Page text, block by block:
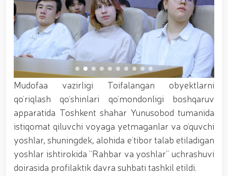
xizmat itlari ko‘rgazmasi tashkil etildi. // “Dog
biatloni” bellashuvining 6-respublika idoralararo
musobaqasi g'oliblari aniqlandi. // O‘zbekistonning
harbiy salohiyatini mustahkamlash: islohotlar va
ustuvor vazifalar.// Milliy gvardiya qo‘mondoni
Jamoat xavfsizligi universiteti bitiruvchi kursantlari
bilan uchrashdi.// 9-may — Xotira va qadrlash kuni
munosabati bilan Milliy gvardiya qoʻmondonligi
tomonidan poytaxtimizda istiqomat qiluvchi Ikkinchi
jahon urushi qatnashchilari va faxriylari holidan xabar
olindi. // “Uyg‘oq xotira” nomli teatrlashtirilgan
musiqiy konsert dasturi namoyish qilindi.// “Uch
avlod uchrashuvi” hamda “Bizning qahramonlar”
kitobining taqdimotiga bag‘ishlangan tadbir tashkil
etildi.// “Men G‘olib Run” yugurish musobaqasida
gvardiyachilar faxrli o'rinlarni egallashdi.//
Hamkorlikdagi profilaktik tadbirlar davom
Mudofaa vazirligi Toifalangan obyektlarni
qo‘riqlash qo‘shinlari qo‘mondonligi boshqaruv
apparatida Toshkent shahar Yunusobod tumanida
istiqomat qiluvchi voyaga yetmaganlar va o‘quvchi
yoshlar, shuningdek, alohida e’tibor talab etiladigan
yoshlar ishtirokida “Rahbar va yoshlar” uchrashuvi
doirasida profilaktik davra suhbati tashkil etildi.